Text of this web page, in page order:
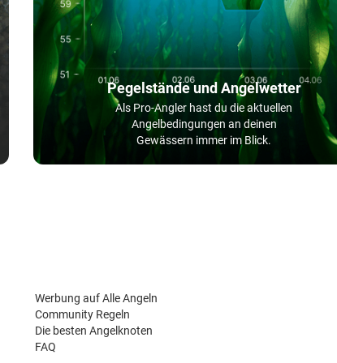
Pegelstände und Angelwetter
Als Pro-Angler hast du die aktuellen
Angelbedingungen an deinen
Gewässern immer im Blick.
Werbung auf Alle Angeln
Community Regeln
Die besten Angelknoten
FAQ